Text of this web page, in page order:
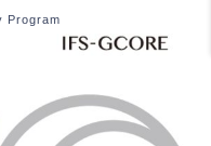
Program